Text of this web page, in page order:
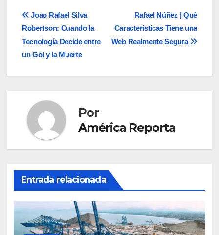
Navegación
de
entradas
Rafael Núñez | Qué
Características Tiene una
Web Realmente Segura
Joao Rafael Silva
Robertson: Cuando la
Tecnología Decide entre
un Gol y la Muerte
Por
América Reporta
Entrada relacionada